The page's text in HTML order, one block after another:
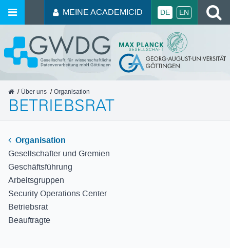
MEINE ACADEMICID DE EN
GWDG
Über uns Organisation
BETRIEBSRAT
Organisation
Gesellschafter und Gremien
Geschäftsführung
Arbeitsgruppen
Security Operations Center
Betriebsrat
Beauftragte